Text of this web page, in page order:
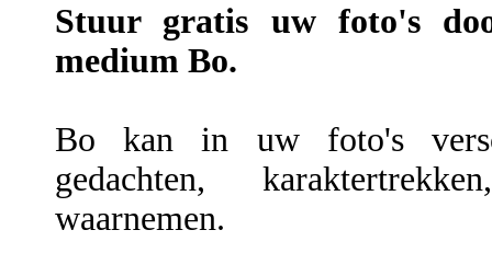
Stuur gratis uw foto's
medium Bo.
Bo kan in uw foto's
gedachten,
waarnemen.